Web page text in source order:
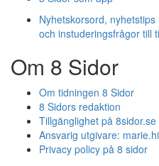
Nyhetskorsord, nyhetstips
och instuderingsfrågor till
Om 8 Sidor
Om tidningen 8 Sidor
8 Sidors redaktion
Tillgänglighet på 8sidor.se
Ansvarig utgivare:
Privacy policy på 8 sidor